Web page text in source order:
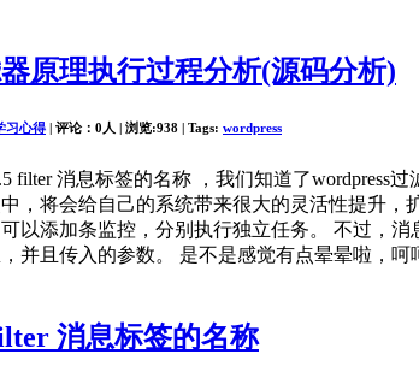
原理执行过程分析(源码分析)
习心得 | 评论：0人 | 浏览:938 | Tags: wordpress
filter 消息标签的名称 ，我们知道了
，将会给自己的系统带来很大的灵活性提升
以添加条监控，分别执行独立任务。 不过，
并且传入的参数。 是不是感觉有点晕晕啦，
消息标签的名称